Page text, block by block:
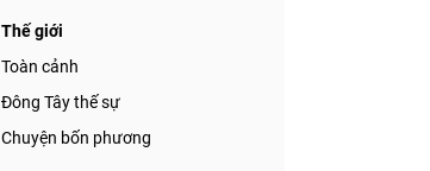
Thế giới
Toàn cảnh
Đông Tây thế sự
Chuyện bốn phương